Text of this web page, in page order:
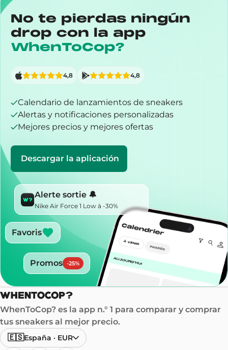
No te pierdas ningún
drop con la app
WhenToCop?
Calendario de lanzamientos de sneakers
Alertas y notificaciones personalizadas
Mejores precios y mejores ofertas
Descargar la aplicación
4,8 4,8
Alerte sortie 🔔
Nike Air Force 1 Low à -30%
Favoris
Promos -25%
WhenToCop? es la app n.° 1 para comparar y comprar
tus sneakers al mejor precio.
🇪🇸España · EUR